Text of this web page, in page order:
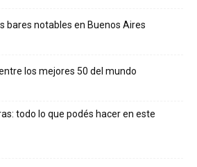
bares notables en Buenos Aires
los mejores 50 del mundo
todo lo que podés hacer en este